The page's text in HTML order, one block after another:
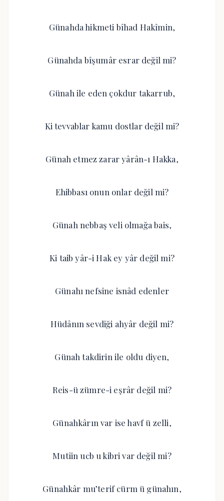
Günahda hikmeti bîhad Hakîmin,
Günahda bîşumâr esrar değil mi?
Günah ile eden çokdur takarrub,
Ki tevvablar kamu dostlar değil mi?
Günah etmez zarar yârân-ı Hakka,
Ehibbası onun onlar değil mi?
Günah nebbaş veli olmağa bais,
Ki taib yâr-i Hak ey yâr değil mi?
Günahı nefsine isnâd edenler
Hüdânın sevdiği ahyâr değil mi?
Günah takdirin ile oldu diyen,
Reis-ü zümre-i eşrâr değil mi?
Günahkârın var ise havf ü zelli,
Mutîin ucb u kibri var değil mi?
Günahkâr mu’terif cürm ü günahın,